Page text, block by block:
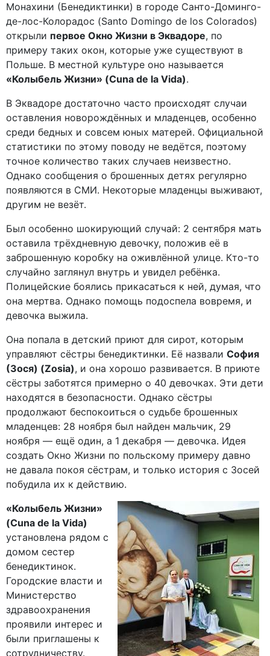
Монахини (Бенедиктинки) в городе Санто-Доминго-
де-лос-Колорадос (Santo Domingo de los Colorados)
открыли первое Окно Жизни в Эквадоре, по
примеру таких окон, которые уже существуют в
Польше. В местной культуре оно называется
«Колыбель Жизни» (Cuna de la Vida).
В Эквадоре достаточно часто происходят случаи
оставления новорождённых и младенцев, особенно
среди бедных и совсем юных матерей. Официальной
статистики по этому поводу не ведётся, поэтому
точное количество таких случаев неизвестно.
Однако сообщения о брошенных детях регулярно
появляются в СМИ. Некоторые младенцы выживают,
другим не везёт.
Был особенно шокирующий случай: 2 сентября мать
оставила трёхдневную девочку, положив её в
заброшенную коробку на оживлённой улице. Кто-то
случайно заглянул внутрь и увидел ребёнка.
Полицейские боялись прикасаться к ней, думая, что
она мертва. Однако помощь подоспела вовремя, и
девочка выжила.
Она попала в детский приют для сирот, которым
управляют сёстры бенедиктинки. Её назвали София
(Зося) (Zosia), и она хорошо развивается. В приюте
сёстры заботятся примерно о 40 девочках. Эти дети
находятся в безопасности. Однако сёстры
продолжают беспокоиться о судьбе брошенных
младенцев: 28 ноября был найден мальчик, 29
ноября — ещё один, а 1 декабря — девочка. Идея
создать Окно Жизни по польскому примеру давно
не давала покоя сёстрам, и только история с Зосей
побудила их к действию.
«Колыбель Жизни»
(Cuna de la Vida)
установлена рядом с
домом сестер
бенедиктинок.
Городские власти и
Министерство
здравоохранения
проявили интерес и
были приглашены к
сотрудничеству.